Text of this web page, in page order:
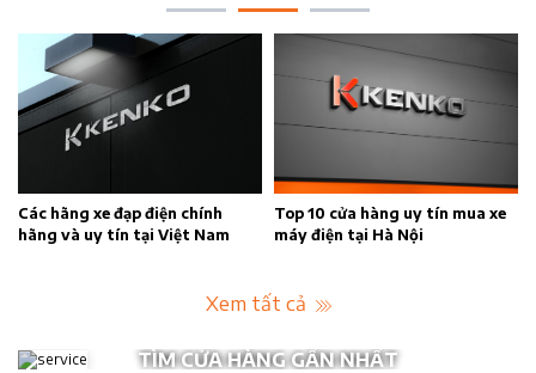
Các hãng xe đạp điện chính
hãng và uy tín tại Việt Nam
Top 10 cửa hàng uy tín mua xe
máy điện tại Hà Nội
Xem tất cả
TÌM CỬA HÀNG GẦN NHẤT